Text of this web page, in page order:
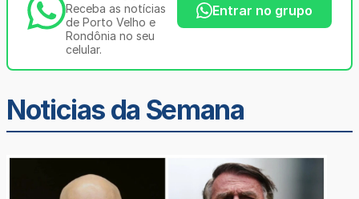
Receba as notícias
de Porto Velho e
Rondônia no seu
celular.
Entrar no grupo
Noticias da Semana